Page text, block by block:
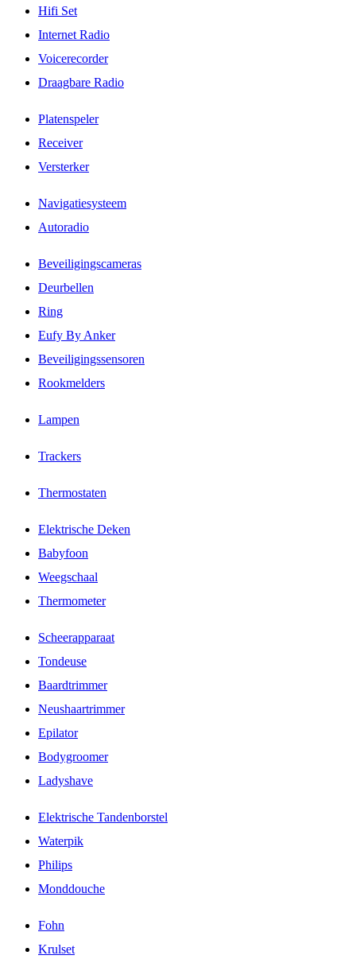
Hifi Set
Internet Radio
Voicerecorder
Draagbare Radio
Platenspeler
Receiver
Versterker
Navigatiesysteem
Autoradio
Beveiligingscameras
Deurbellen
Ring
Eufy By Anker
Beveiligingssensoren
Rookmelders
Lampen
Trackers
Thermostaten
Elektrische Deken
Babyfoon
Weegschaal
Thermometer
Scheerapparaat
Tondeuse
Baardtrimmer
Neushaartrimmer
Epilator
Bodygroomer
Ladyshave
Elektrische Tandenborstel
Waterpik
Philips
Monddouche
Fohn
Krulset